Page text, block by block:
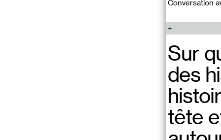
Conversation
Sur
des
tête